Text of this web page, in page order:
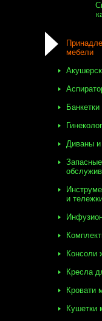
мебели
Диваны и
и
Консоли
Кресла
Кровати
Кушетки